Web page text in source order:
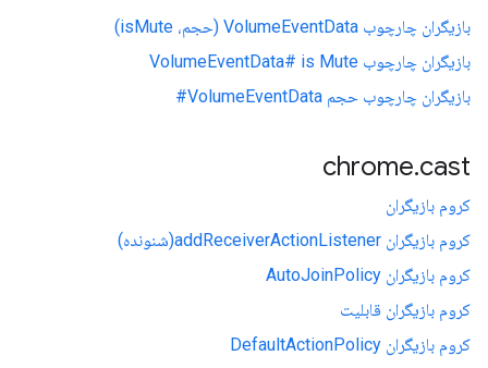
بازیگران چارچوب VolumeEventData (حجم، isMute)
بازیگران چارچوب VolumeEventData# is Mute
بازیگران چارچوب حجم VolumeEventData#
chrome.cast
کروم بازیگران
کروم بازیگران addReceiverActionListener(شنونده)
کروم بازیگران AutoJoinPolicy
کروم بازیگران قابلیت
کروم بازیگران DefaultActionPolicy